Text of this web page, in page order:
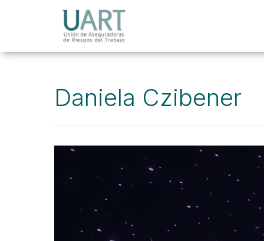
Daniela Czibener